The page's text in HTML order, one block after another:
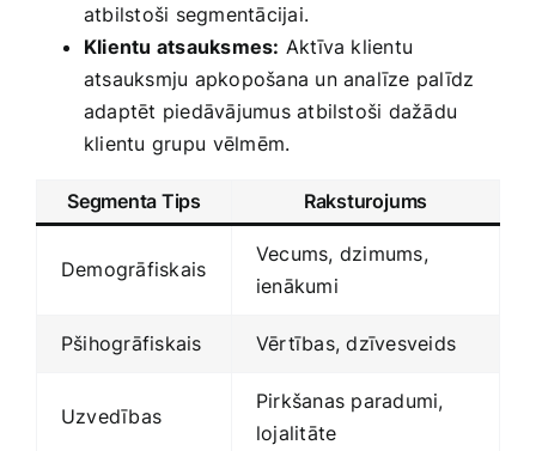
atbilstoši segmentācijai.
Klientu atsauksmes: Aktīva klientu
atsauksmju apkopošana un analīze palīdz
adaptēt piedāvājumus atbilstoši dažādu‍
klientu grupu⁣ vēlmēm.
Segmenta Tips Raksturojums
Demogrāfiskais
Vecums, dzimums,
ienākumi
Pšihogrāfiskais Vērtības, dzīvesveids
Uzvedības
Pirkšanas paradumi,
lojalitāte